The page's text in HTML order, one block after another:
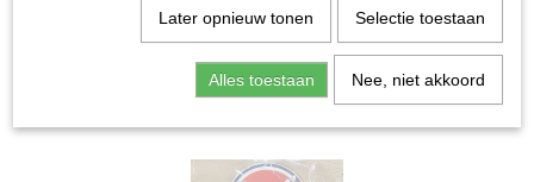
Rock'n roll jukebox 3d metaal groot afm 60x40 cm
Later opnieuw tonen Selectie toestaan
Alles toestaan Nee, niet akkoord